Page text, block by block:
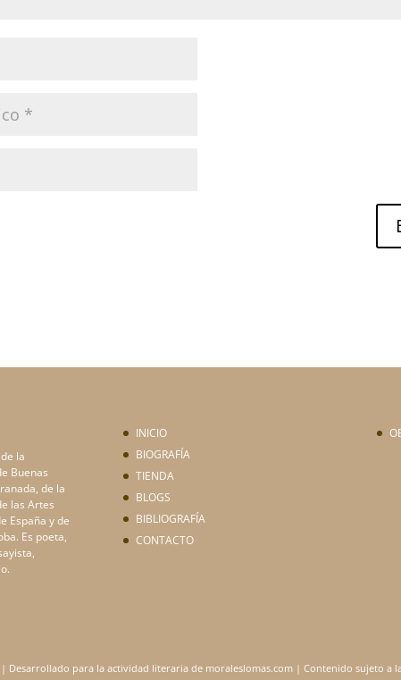
la
Buenas
de la
las Artes
España y de
Es poeta,
INICIO
BIOGRAFÍA
TIENDA
BLOGS
BIBLIOGRAFÍA
CONTACTO
Desarrollado para la actividad literaria de moraleslomas.com | Contenido sujeto a